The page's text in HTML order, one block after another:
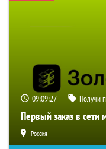
09:09:26 Получи
Первый заказ в сети
Россия